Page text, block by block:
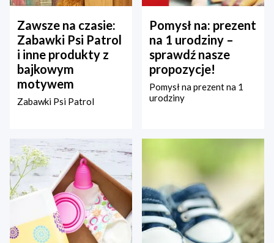
Zawsze na czasie:
Zabawki Psi Patrol
i inne produkty z
bajkowym
motywem
Zabawki Psi Patrol
Pomysł na: prezent
na 1 urodziny –
sprawdź nasze
propozycje!
Pomysł na prezent na 1
urodziny